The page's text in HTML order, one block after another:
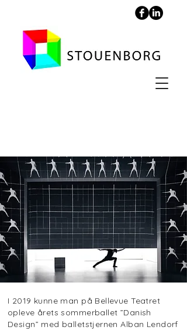
I 2019 kunne man på Bellevue Teatret
opleve årets sommerballet ”Danish
Design” med balletstjernen Alban Lendorf